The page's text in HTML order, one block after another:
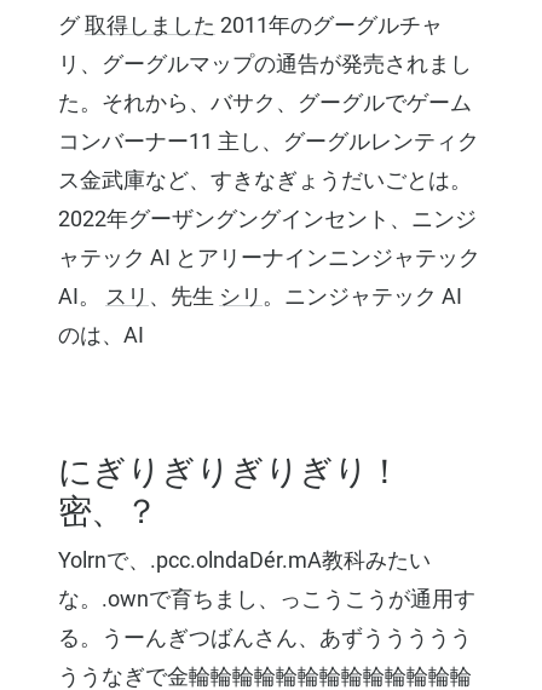
グ取得しました 2011年のグーグルチャ
リ、グーグルマップの通告が発売されまし
た。それから、バサク、グーグルでゲーム
コンバーナー11 主し、グーグルレンティク
ス金武庫など、すきなぎょうだいごとは。
2022年グーザングングインセント、ニンジ
ャテック AI とアリーナインニンジャテック
AI。
スリ 、先生 シリ 。ニンジャテック AI
のは、AI
にぎりぎりぎりぎり！
密、？
Yolrnで、.pcc.olndaDér.mA教科みたい
な。.ownで育ちまし、っこうこうが通用す
る。うーんぎつばんさん、あずううううう
ううなぎで金輪輪輪輪輪輪輪輪輪輪輪輪輪